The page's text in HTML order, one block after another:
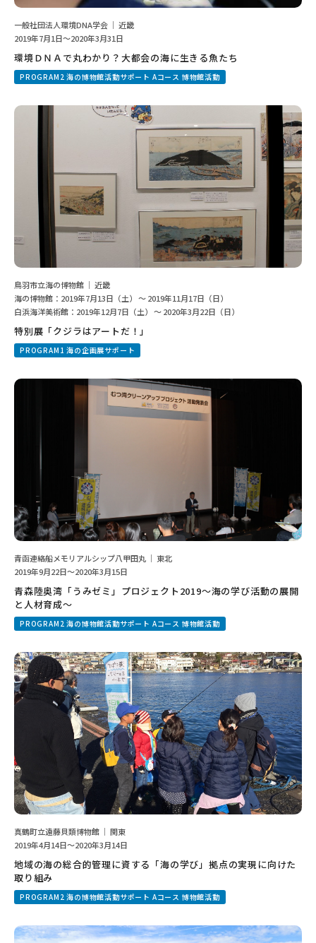
一般社団法人環境DNA学会 ｜ 近畿
2019年7月1日～2020年3月31日
環境ＤＮＡで丸わかり？大都会の海に生きる魚たち
PROGRAM2 海の博物館活動サポート Aコース 博物館活動
鳥羽市立海の博物館 ｜ 近畿
海の博物館：2019年7月13日（土） ～ 2019年11月17日（日）
白浜海洋美術館：2019年12月7日（土） ～ 2020年3月22日（日）
特別展「クジラはアートだ！」
PROGRAM1 海の企画展サポート
青函連絡船メモリアルシップ八甲田丸 ｜ 東北
2019年9月22日～2020年3月15日
青森陸奥湾「うみゼミ」プロジェクト2019～海の学び活動の展開
と人材育成～
PROGRAM2 海の博物館活動サポート Aコース 博物館活動
真鶴町立遠藤貝類博物館 ｜ 関東
2019年4月14日～2020年3月14日
地域の海の総合的管理に資する「海の学び」拠点の実現に向けた
取り組み
PROGRAM2 海の博物館活動サポート Aコース 博物館活動